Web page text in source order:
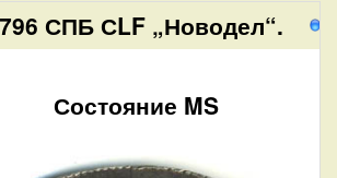
СПБ СLF „Новодел“.
Состояние MS